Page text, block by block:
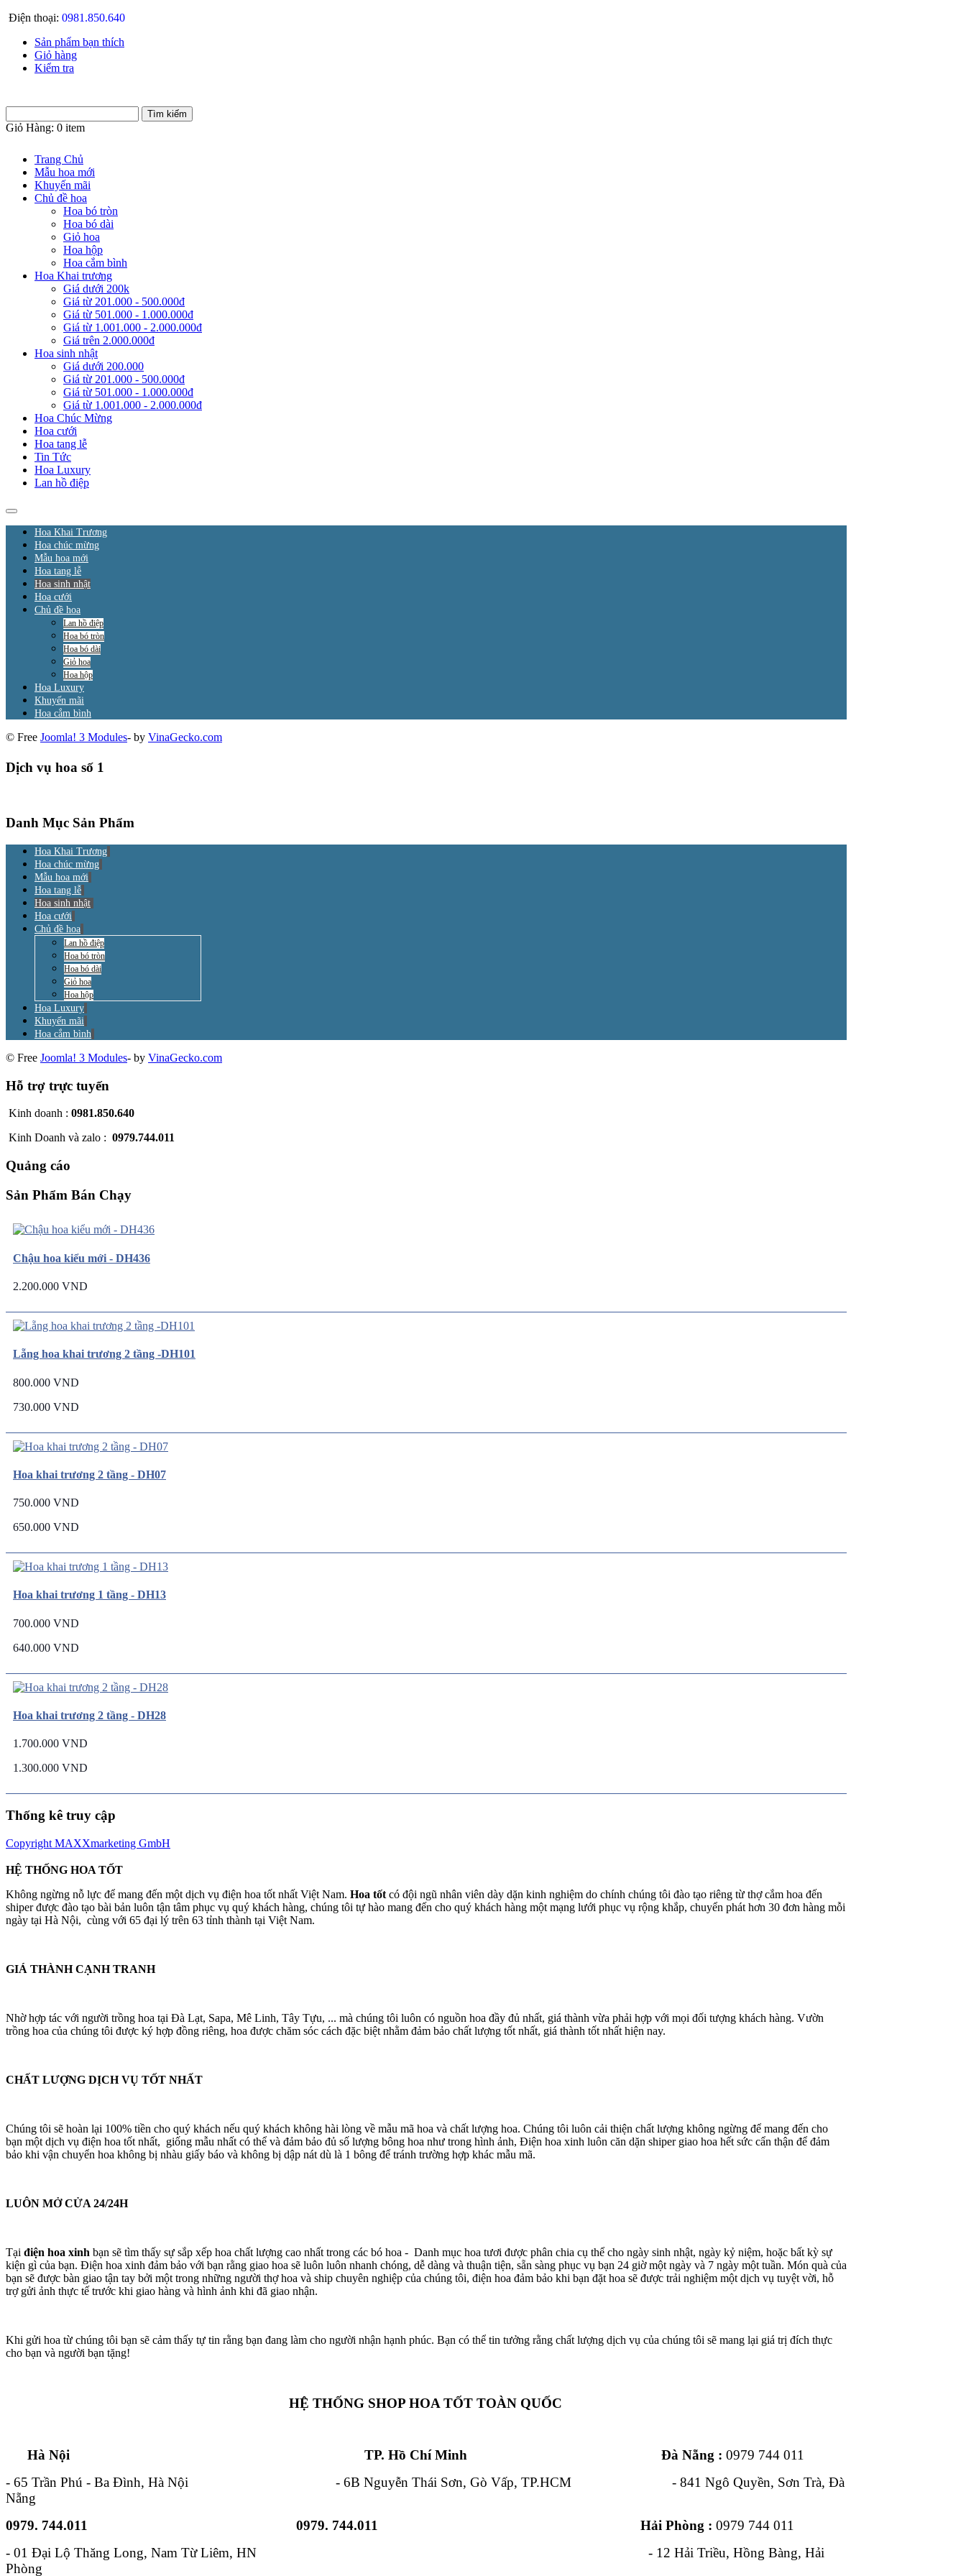
Điện thoại: 0981.850.640
Sản phẩm bạn thích
Giỏ hàng
Kiểm tra
Giỏ Hàng: 0 item
Trang Chủ
Mẫu hoa mới
Khuyến mãi
Chủ đề hoa
Hoa bó tròn
Hoa bó dài
Giỏ hoa
Hoa hộp
Hoa cắm bình
Hoa Khai trương
Giá dưới 200k
Giá từ 201.000 - 500.000đ
Giá từ 501.000 - 1.000.000đ
Giá từ 1.001.000 - 2.000.000đ
Giá trên 2.000.000đ
Hoa sinh nhật
Giá dưới 200.000
Giá từ 201.000 - 500.000đ
Giá từ 501.000 - 1.000.000đ
Giá từ 1.001.000 - 2.000.000đ
Hoa Chúc Mừng
Hoa cưới
Hoa tang lễ
Tin Tức
Hoa Luxury
Lan hồ điệp
Hoa Khai Trương
Hoa chúc mừng
Mẫu hoa mới
Hoa tang lễ
Hoa sinh nhật
Hoa cưới
Chủ đề hoa
Lan hồ điệp
Hoa bó tròn
Hoa bó dài
Giỏ hoa
Hoa hộp
Hoa Luxury
Khuyến mãi
Hoa cắm bình
© Free Joomla! 3 Modules- by VinaGecko.com
Dịch vụ hoa số 1
Danh Mục Sản Phẩm
Hoa Khai Trương
Hoa chúc mừng
Mẫu hoa mới
Hoa tang lễ
Hoa sinh nhật
Hoa cưới
Chủ đề hoa
Lan hồ điệp
Hoa bó tròn
Hoa bó dài
Giỏ hoa
Hoa hộp
Hoa Luxury
Khuyến mãi
Hoa cắm bình
© Free Joomla! 3 Modules- by VinaGecko.com
Hỗ trợ trực tuyến
Kinh doanh : 0981.850.640
Kinh Doanh và zalo : 0979.744.011
Quảng cáo
Sản Phẩm Bán Chạy
Chậu hoa kiểu mới - DH436
2.200.000 VND
Lẵng hoa khai trương 2 tầng -DH101
800.000 VND
730.000 VND
Hoa khai trương 2 tầng - DH07
750.000 VND
650.000 VND
Hoa khai trương 1 tầng - DH13
700.000 VND
640.000 VND
Hoa khai trương 2 tầng - DH28
1.700.000 VND
1.300.000 VND
Thống kê truy cập
Copyright MAXXmarketing GmbH
HỆ THỐNG HOA TỐT
Không ngừng nỗ lực để mang đến một dịch vụ điện hoa tốt nhất Việt Nam. Hoa tốt có đội ngũ nhân viên dày dặn kinh nghiệm do chính chúng tôi đào tạo riêng từ thợ cắm hoa đến
shiper được đào tạo bài bản luôn tận tâm phục vụ quý khách hàng, chúng tôi tự hào mang đến cho quý khách hàng một mạng lưới phục vụ rộng khắp, chuyển phát hơn 30 đơn hàng mỗi
ngày tại Hà Nội, cùng với 65 đại lý trên 63 tỉnh thành tại Việt Nam.
GIÁ THÀNH CẠNH TRANH
Nhờ hợp tác với người trồng hoa tại Đà Lạt, Sapa, Mê Linh, Tây Tựu, ... mà chúng tôi luôn có nguồn hoa đầy đủ nhất, giá thành vừa phải hợp với mọi đối tượng khách hàng. Vườn
trồng hoa của chúng tôi được ký hợp đồng riêng, hoa được chăm sóc cách đặc biệt nhằm đảm bảo chất lượng tốt nhất, giá thành tốt nhất hiện nay.
CHẤT LƯỢNG DỊCH VỤ TỐT NHẤT
Chúng tôi sẽ hoàn lại 100% tiền cho quý khách nếu quý khách không hài lòng về mẫu mã hoa và chất lượng hoa. Chúng tôi luôn cải thiện chất lượng không ngừng để mang đến cho
bạn một dịch vụ điện hoa tốt nhất, giống mẫu nhất có thể và đảm bảo đủ số lượng bông hoa như trong hình ảnh, Điện hoa xinh luôn căn dặn shiper giao hoa hết sức cẩn thận để đảm
bảo khi vận chuyển hoa không bị nhàu giấy báo và không bị dập nát dù là 1 bông để tránh trường hợp khác mẫu mã.
LUÔN MỞ CỬA 24/24H
Tại điện hoa xinh bạn sẽ tìm thấy sự sắp xếp hoa chất lượng cao nhất trong các bó hoa - Danh mục hoa tươi được phân chia cụ thể cho ngày sinh nhật, ngày kỷ niệm, hoặc bất kỳ sự
kiện gì của bạn. Điện hoa xinh đảm bảo với bạn rằng giao hoa sẽ luôn luôn nhanh chóng, dễ dàng và thuận tiện, sẵn sàng phục vụ bạn 24 giờ một ngày và 7 ngày một tuần. Món quà của
bạn sẽ được bàn giao tận tay bởi một trong những người thợ hoa và ship chuyên nghiệp của chúng tôi, điện hoa đảm bảo khi bạn đặt hoa sẽ được trải nghiệm một dịch vụ tuyệt vời, hỗ
trợ gửi ảnh thực tế trước khi giao hàng và hình ảnh khi đã giao nhận.
Khi gửi hoa từ chúng tôi bạn sẽ cảm thấy tự tin rằng bạn đang làm cho người nhận hạnh phúc. Bạn có thể tin tưởng rằng chất lượng dịch vụ của chúng tôi sẽ mang lại giá trị đích thực
cho bạn và người bạn tặng!
HỆ THỐNG SHOP HOA TỐT TOÀN QUỐC
Hà Nội TP. Hồ Chí Minh Đà Nẵng : 0979 744 011
- 65 Trần Phú - Ba Đình, Hà Nội - 6B Nguyễn Thái Sơn, Gò Vấp, TP.HCM - 841 Ngô Quyền, Sơn Trà, Đà
Nẵng
0979. 744.011
0979. 744.011 Hải Phòng : 0979 744 011
- 01 Đại Lộ Thăng Long, Nam Từ Liêm, HN - 12 Hải Triều, Hồng Bàng, Hải
Phòng